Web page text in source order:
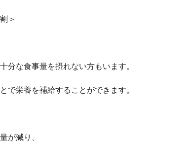
＞
分な食事量を摂れない方もいます。
で栄養を補給することができます。
が減り、